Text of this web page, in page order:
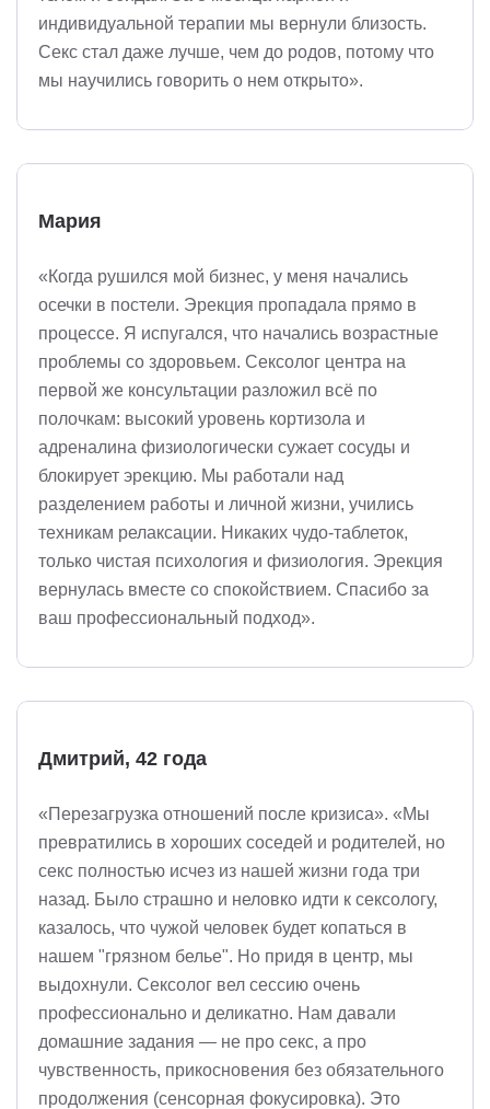
индивидуальной терапии мы вернули близость.
Секс стал даже лучше, чем до родов, потому что
мы научились говорить о нем открыто».
Мария
«Когда рушился мой бизнес, у меня начались
осечки в постели. Эрекция пропадала прямо в
процессе. Я испугался, что начались возрастные
проблемы со здоровьем. Сексолог центра на
первой же консультации разложил всё по
полочкам: высокий уровень кортизола и
адреналина физиологически сужает сосуды и
блокирует эрекцию. Мы работали над
разделением работы и личной жизни, учились
техникам релаксации. Никаких чудо-таблеток,
только чистая психология и физиология. Эрекция
вернулась вместе со спокойствием. Спасибо за
ваш профессиональный подход».
Дмитрий, 42 года
«Перезагрузка отношений после кризиса». «Мы
превратились в хороших соседей и родителей, но
секс полностью исчез из нашей жизни года три
назад. Было страшно и неловко идти к сексологу,
казалось, что чужой человек будет копаться в
нашем "грязном белье". Но придя в центр, мы
выдохнули. Сексолог вел сессию очень
профессионально и деликатно. Нам давали
домашние задания — не про секс, а про
чувственность, прикосновения без обязательного
продолжения (сенсорная фокусировка). Это